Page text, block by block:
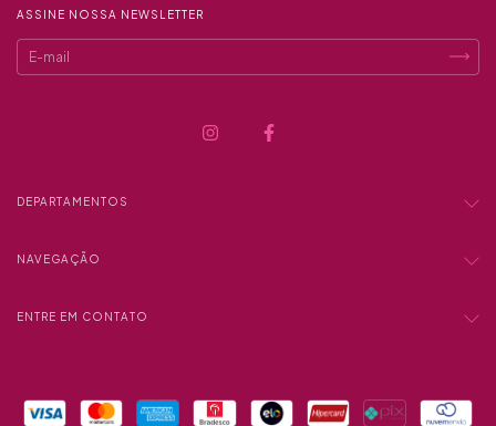
ASSINE NOSSA NEWSLETTER
DEPARTAMENTOS
NAVEGAÇÃO
ENTRE EM CONTATO